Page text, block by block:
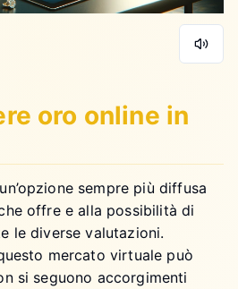
oro online in
sempre più diffusa
offre e alla possibilità di
le diverse valutazioni.
mercato virtuale può
si seguono accorgimenti